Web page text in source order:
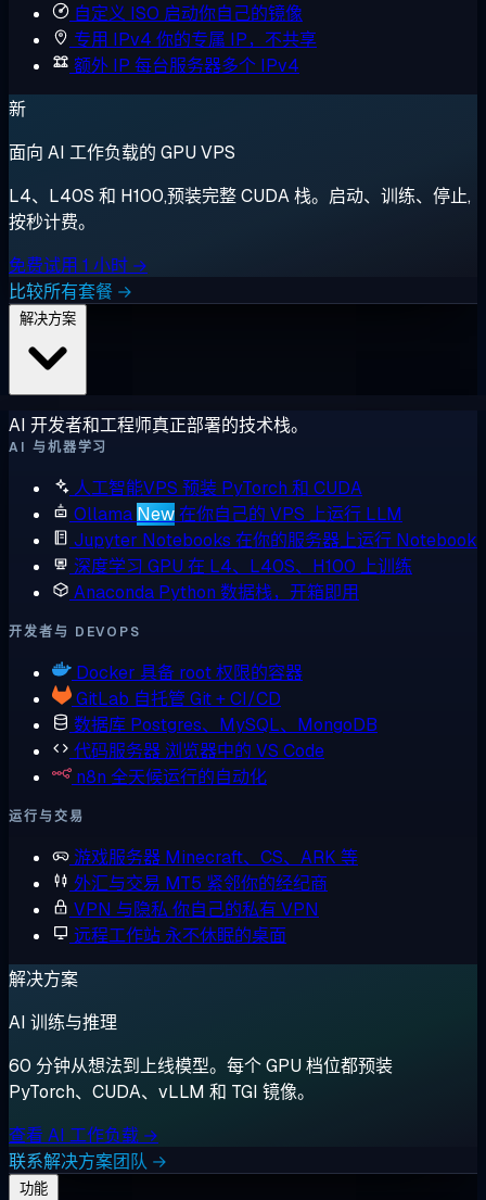
自定义 ISO 启动你自己的镜像
专用 IPv4 你的专属 IP，不共享
额外 IP 每台服务器多个 IPv4
新
面向 AI 工作负载的 GPU VPS
L4、L40S 和 H100,预装完整 CUDA 栈。启动、训练、停止,
按秒计费。
免费试用 1 小时 →
比较所有套餐 →
AI 开发者和工程师真正部署的技术栈。
AI 与机器学习
人工智能VPS 预装 PyTorch 和 CUDA
Ollama New在你自己的 VPS 上运行 LLM
Jupyter Notebooks 在你的服务器上运行 Notebook
深度学习 GPU 在 L4、L40S、H100 上训练
Anaconda Python 数据栈，开箱即用
开发者与 DEVOPS
Docker 具备 root 权限的容器
GitLab 自托管 Git + CI/CD
数据库 Postgres、MySQL、MongoDB
代码服务器 浏览器中的 VS Code
n8n 全天候运行的自动化
运行与交易
游戏服务器 Minecraft、CS、ARK 等
外汇与交易 MT5 紧邻你的经纪商
VPN 与隐私 你自己的私有 VPN
远程工作站 永不休眠的桌面
解决方案
AI 训练与推理
60 分钟从想法到上线模型。每个 GPU 档位都预装
PyTorch、CUDA、vLLM 和 TGI 镜像。
查看 AI 工作负载 →
联系解决方案团队 →